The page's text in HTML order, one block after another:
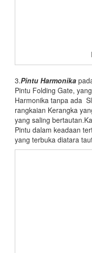
3.Pintu Harmonika
Pintu Folding Gate,
Harmonika tanpa ada
rangkaian Kerangka
yang saling
Pintu dalam keadaan
yang terbuka diatara